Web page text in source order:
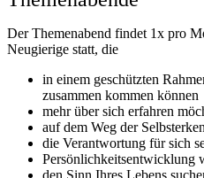
Der Themenabend findet 1x pro
Neugierige statt, die
in einem geschützten
zusammen kommen können
mehr über sich erfahren
auf dem Weg der
die Verantwortung für sich
Persönlichkeitsentwicklung
den Sinn Ihres Lebens